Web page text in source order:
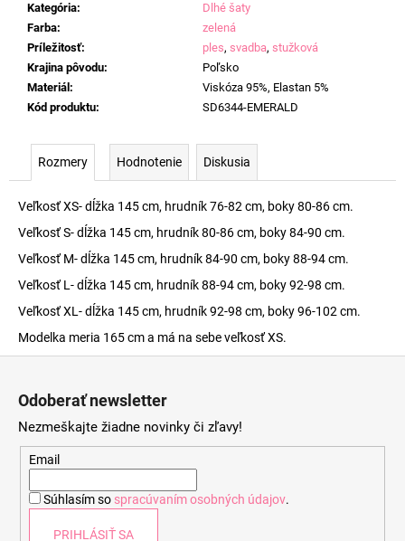
Kategória:
Dlhé šaty
Farba:
zelená
Príležitosť: ples, svadba, stužková
Krajina pôvodu:
Poľsko
Materiál :
Viskóza 95%, Elastan 5%
Kód produktu: SD6344-EMERALD
Rozmery Hodnotenie Diskusia
Veľkosť XS- dĺžka 145 cm, hrudník 76-82 cm, boky 80-86 cm.
Veľkosť S- dĺžka 145 cm, hrudník 80-86 cm, boky 84-90 cm.
Veľkosť M- dĺžka 145 cm, hrudník 84-90 cm, boky 88-94 cm.
Veľkosť L- dĺžka 145 cm, hrudník 88-94 cm, boky 92-98 cm.
Veľkosť XL- dĺžka 145 cm, hrudník 92-98 cm, boky 96-102 cm.
Modelka meria 165 cm a má na sebe veľkosť XS.
Odoberať newsletter
Nezmeškajte žiadne novinky či zľavy!
Email
Súhlasím so spracúvaním osobných údajov.
PRIHLÁSIŤ SA